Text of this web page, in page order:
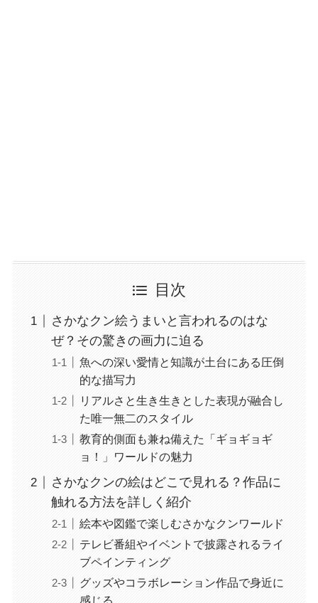
目次
さかなクン絵うまいと言われるのはな
ぜ？その驚きの画力に迫る
魚への深い愛情と知識が土台にある圧倒
的な描写力
リアルさと生き生きとした表現が融合し
た唯一無二のスタイル
教育的側面も兼ね備えた「ギョギョギ
ョ！」ワールドの魅力
さかなクンの絵はどこで見れる？作品に
触れる方法を詳しく紹介
絵本や図鑑で楽しむさかなクンワールド
テレビ番組やイベントで披露されるライ
ブペインティング
グッズやコラボレーション作品で身近に
感じる